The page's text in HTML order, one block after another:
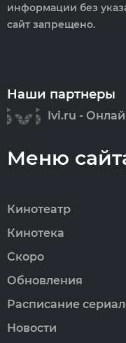
информации без
сайт запрещено.
Наши партнеры
Ivi.ru -
Меню
Кинотеатр
Кинотека
Скоро
Обновления
Расписание
Новости